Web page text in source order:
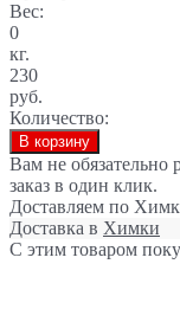
Вес:
0
кг.
230
руб.
Количество:
В корзину
Вам не обязательно
заказ в один клик.
Доставляем по
Доставка в Химки
С этим товаром